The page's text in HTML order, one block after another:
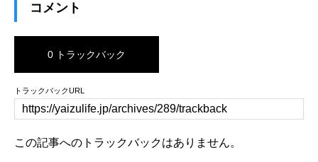
コメント
0 トラックバック
トラックバックURL
この記事へのトラックバックはありません。